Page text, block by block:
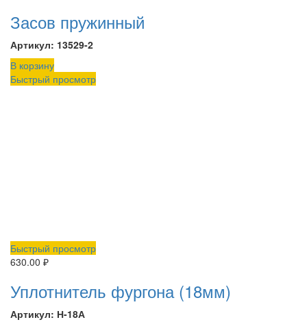
Засов пружинный
Артикул: 13529-2
В корзину
Быстрый просмотр
Быстрый просмотр
630.00 ₽
Уплотнитель фургона (18мм)
Артикул: Н-18А